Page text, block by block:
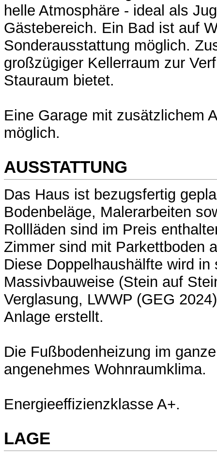
helle Atmosphäre - ideal als
Gästebereich. Ein Bad ist auf
Sonderausstattung möglich.
großzügiger Kellerraum zur
Stauraum bietet.
Eine Garage mit zusätzlichem
möglich.
AUSSTATTUNG
Das Haus ist bezugsfertig
Bodenbeläge, Malerarbeiten
Rollläden sind im Preis
Zimmer sind mit Parkettboden
Diese Doppelhaushälfte wird in
Massivbauweise (Stein auf
Verglasung, LWWP (GEG
Anlage erstellt.
Die Fußbodenheizung im
angenehmes Wohnraumklima.
Energieeffizienzklasse A+.
LAGE